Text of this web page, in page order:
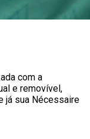
com a
e removível,
já sua Nécessaire